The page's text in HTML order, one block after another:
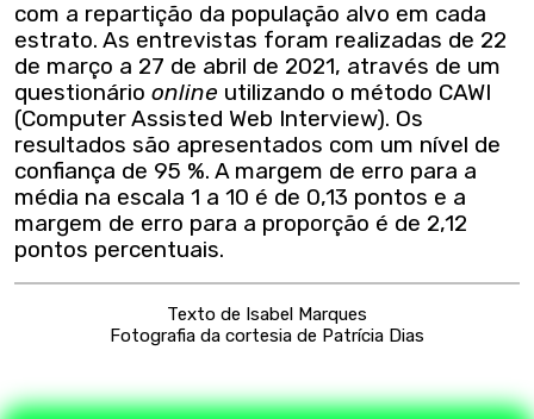
com a repartição da população alvo em cada
estrato. As entrevistas foram realizadas de 22
de março a 27 de abril de 2021, através de um
questionário online utilizando o método CAWI
(Computer Assisted Web Interview). Os
resultados são apresentados com um nível de
confiança de 95 %. A margem de erro para a
média na escala 1 a 10 é de 0,13 pontos e a
margem de erro para a proporção é de 2,12
pontos percentuais.
Texto de Isabel Marques
Fotografia da cortesia de Patrícia Dias